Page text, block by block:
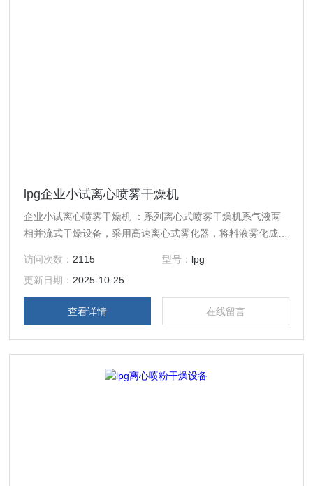
lpg企业小试离心喷雾干燥机
企业小试离心喷雾干燥机 ：系列离心式喷雾干燥机系气液两
相并流式干燥设备，采用高速离心式雾化器，将料液雾化成微
进行热质交换，在极短的时间内干燥成为粉状产品。生产控制
和产量控制方便可靠，广泛应用于不同种类液体物料的干燥生
产。高速离心喷雾干燥是液体工艺成形和干燥工业中广泛应用
访问次数： 2115 型号： lpg
更新日期： 2025-10-25
查看详情 在线留言